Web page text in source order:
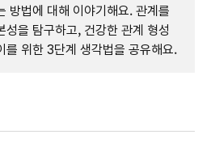
방법에 대해 이야기해요. 관계를
성을 탐구하고, 건강한 관계 형성
를 위한 3단계 생각법을 공유해요.